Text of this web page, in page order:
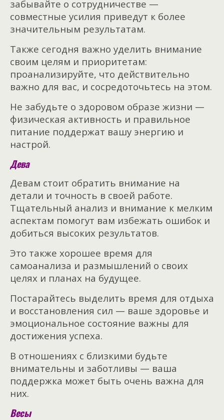
забывайте о сотрудничестве —
совместные усилия приведут к более
значительным результатам.
Также сегодня важно уделить внимание
своим целям и приоритетам:
проанализируйте, что действительно
важно для вас, и сосредоточьтесь на этом.
Не забудьте о здоровом образе жизни —
физическая активность и правильное
питание поддержат вашу энергию и
настрой.
Дева
Девам стоит обратить внимание на
детали и точность в своей работе.
Тщательный анализ и внимание к мелким
аспектам помогут вам избежать ошибок и
добиться высоких результатов.
Это также хорошее время для
самоанализа и размышлений о своих
целях и планах на будущее.
Постарайтесь выделить время для отдыха
и восстановления сил — ваше здоровье и
эмоциональное состояние важны для
достижения успеха.
В отношениях с близкими будьте
внимательны и заботливы — ваша
поддержка может быть очень важна для
них.
Весы